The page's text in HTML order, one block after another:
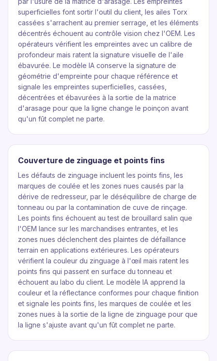
superficielles font sortir l'outil du client, les ailes Torx
cassées s'arrachent au premier serrage, et les éléments
décentrés échouent au contrôle vision chez l'OEM. Les
opérateurs vérifient les empreintes avec un calibre de
profondeur mais ratent la signature visuelle de l'aile
ébavurée. Le modèle IA conserve la signature de
géométrie d'empreinte pour chaque référence et
signale les empreintes superficielles, cassées,
décentrées et ébavurées à la sortie de la matrice
d'arasage pour que la ligne change le poinçon avant
qu'un fût complet ne parte.
Couverture de zinguage et points fins
Les défauts de zinguage incluent les points fins, les
marques de coulée et les zones nues causés par la
dérive de redresseur, par le déséquilibre de charge de
tonneau ou par la contamination de cuve de rinçage.
Les points fins échouent au test de brouillard salin que
l'OEM lance sur les marchandises entrantes, et les
zones nues déclenchent des plaintes de défaillance
terrain en applications extérieures. Les opérateurs
vérifient la couleur du zinguage à l'œil mais ratent les
points fins qui passent en surface du tonneau et
échouent au labo du client. Le modèle IA apprend la
couleur et la réflectance conformes pour chaque finition
et signale les points fins, les marques de coulée et les
zones nues à la sortie de la ligne de zinguage pour que
la ligne s'ajuste avant qu'un fût complet ne parte.